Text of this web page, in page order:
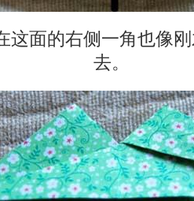
这面的右侧一角也像
去。